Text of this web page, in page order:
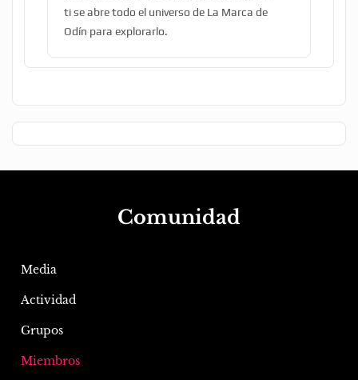
ti se abre todo el universo de La Marca de
Odín para explorarlo.
Comunidad
Media
Actividad
Grupos
Miembros